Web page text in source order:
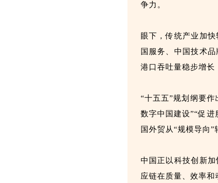
争力。
眼下，传统产业加
国服务、中国技术
港口吞吐量稳步增
“十五五”规划纲要
数字中国建设”“促
国外贸从“规模导向
中国正以科技创新
应链在质量、效率